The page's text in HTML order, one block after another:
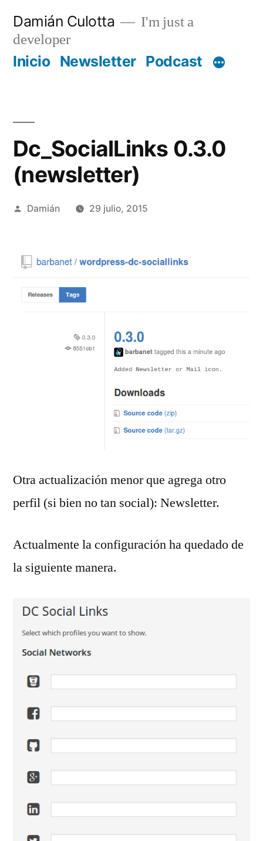
contenido
Damián Culotta
I'm just a
developer
Inicio Newsletter Podcast
Dc_SocialLinks 0.3.0
(newsletter)
Publicado
Damián 29 julio, 2015
Otra actualización menor que agrega otro
perfil (si bien no tan social): Newsletter.
Actualmente la configuración ha quedado de
la siguiente manera.